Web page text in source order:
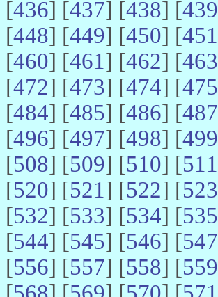
[436] [437] [438] [439
[448] [449] [450] [451
[460] [461] [462] [463
[472] [473] [474] [475
[484] [485] [486] [487
[496] [497] [498] [499
[508] [509] [510] [511
[520] [521] [522] [523
[532] [533] [534] [535
[544] [545] [546] [547
[556] [557] [558] [559